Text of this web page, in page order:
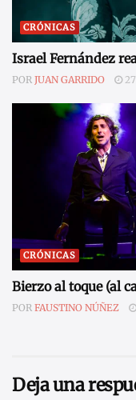
CRÓNICAS
Israel Fernández
POR JUAN GARRIDO 27
CRÓNICAS
Bierzo al toque (al
POR FAUSTINO NÚÑEZ
Deja una